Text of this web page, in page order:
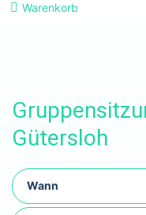
Warenkorb
Gütersloh
Wann